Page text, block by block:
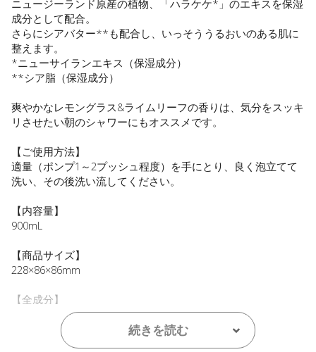
ニュージーランド原産の植物、「ハラケケ*」のエキスを保湿
成分として配合。
さらにシアバター**も配合し、いっそううるおいのある肌に
整えます。
*ニューサイランエキス（保湿成分）
**シア脂（保湿成分）
爽やかなレモングラス&ライムリーフの香りは、気分をスッキ
リさせたい朝のシャワーにもオススメです。
【ご使用方法】
適量（ポンプ1～2プッシュ程度）を手にとり、良く泡立てて
洗い、その後洗い流してください。
【内容量】
900mL
【商品サイズ】
228×86×86mm
【全成分】
水、ココアルキル硫酸Ｎａ、塩化Ｎａ、ヤシ油アルキルグル
コシド、デシルグルコシド、ラウロアンホ酢酸Ｎａ、ベタイ
ン、ニューサイランエキス、グリセリン、シア脂、オレイン
続きを読む